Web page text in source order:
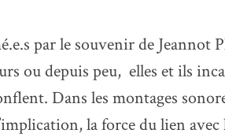
par le souvenir de Jeannot
ou depuis peu, elles et ils
Dans les montages
la force du lien